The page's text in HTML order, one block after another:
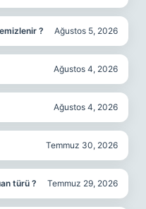
? Ağustos 5, 2026
Ağustos 4, 2026
Ağustos 4, 2026
Temmuz 30, 2026
türü ? Temmuz 29, 2026